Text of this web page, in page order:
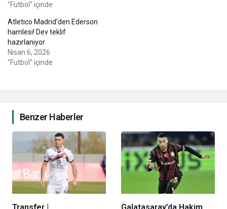
"Futbol" içinde
Atletico Madrid’den Ederson
hamlesi! Dev teklif
hazırlanıyor
Nisan 6, 2026
"Futbol" içinde
Benzer Haberler